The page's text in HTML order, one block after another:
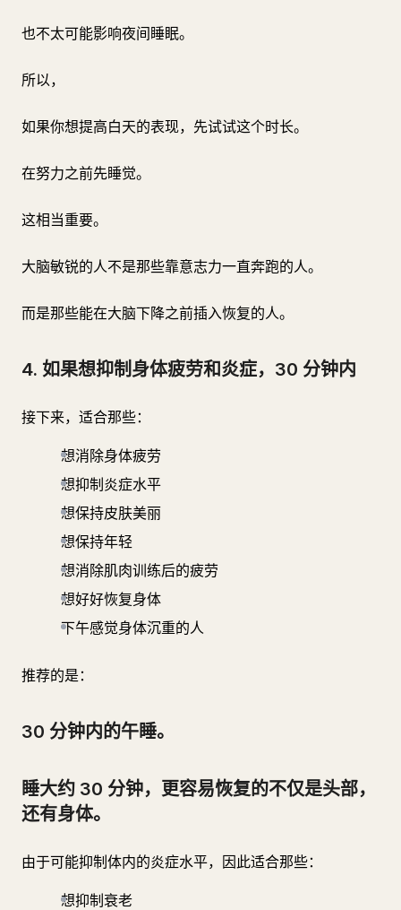
也不太可能影响夜间睡眠。
所以，
如果你想提高白天的表现，先试试这个时长。
在努力之前先睡觉。
这相当重要。
大脑敏锐的人不是那些靠意志力一直奔跑的人。
而是那些能在大脑下降之前插入恢复的人。
4. 如果想抑制身体疲劳和炎症，30 分钟内
接下来，适合那些：
想消除身体疲劳
想抑制炎症水平
想保持皮肤美丽
想保持年轻
想消除肌肉训练后的疲劳
想好好恢复身体
下午感觉身体沉重的人
推荐的是：
30 分钟内的午睡。
睡大约 30 分钟，更容易恢复的不仅是头部，
还有身体。
由于可能抑制体内的炎症水平，因此适合那些：
想抑制衰老